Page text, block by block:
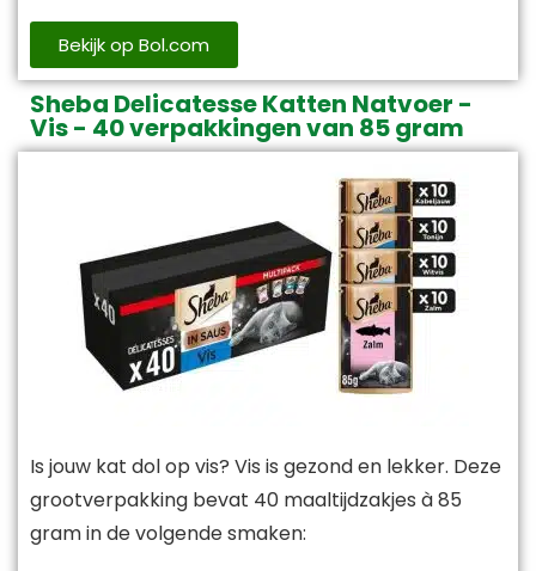
Bekijk op Bol.com
Sheba Delicatesse Katten Natvoer -
Vis - 40 verpakkingen van 85 gram
Is jouw kat dol op vis? Vis is gezond en lekker. Deze
grootverpakking bevat 40 maaltijdzakjes à 85
gram in de volgende smaken: